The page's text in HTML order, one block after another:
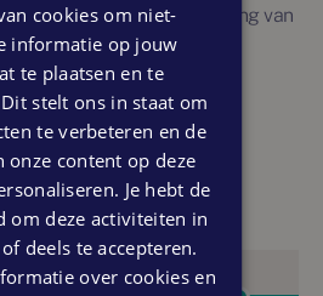
dan via e-mail een melding van
cookies om niet-
informatie op jouw
te plaatsen en te
stelt ons in staat om
te verbeteren en de
onze content op deze
Je hebt de
om deze activiteiten in
deels te accepteren.
over cookies en